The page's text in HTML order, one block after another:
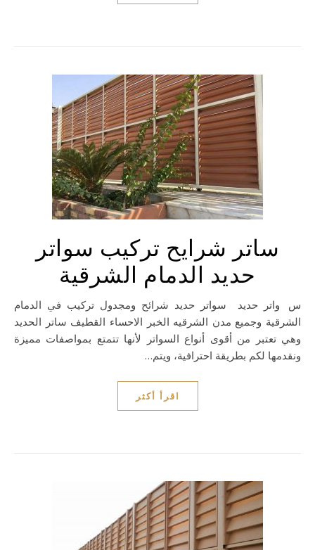
ساتر شرايح تركيب سواتر
حديد الدمام الشرقية
سواتر حديد سواتر حديد شرائح ومجدول تركيب في الدمام
الشرقية وجميع مدن الشرقيه الخبر الاحساء القطيف ساتر الحديد
وهي تعتبر من أقوى أنواع السواتر لأنها تتمتع بمواصفات مميزة
ونقدمها لكم بطريقة احترافية، ويتم…
اقرأ أكثر